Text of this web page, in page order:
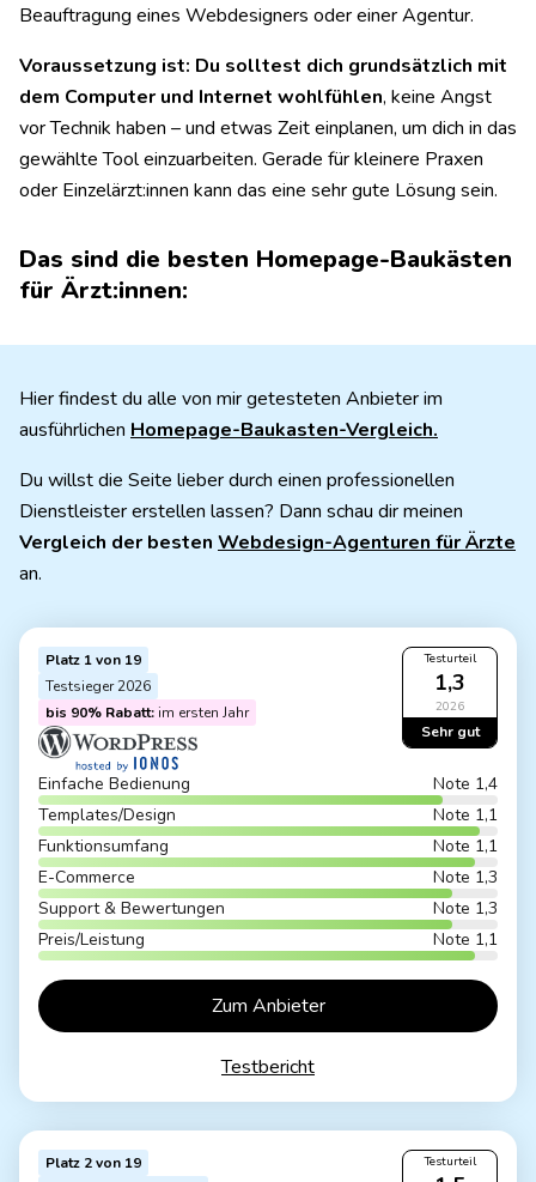
Beauftragung eines Webdesigners oder einer Agentur.
Voraussetzung ist: Du solltest dich grundsätzlich mit
dem Computer und Internet wohlfühlen, keine Angst
vor Technik haben – und etwas Zeit einplanen, um dich in das
gewählte Tool einzuarbeiten. Gerade für kleinere Praxen
oder Einzelärzt:innen kann das eine sehr gute Lösung sein.
Das sind die besten Homepage-Baukästen
für Ärzt:innen:
Hier findest du alle von mir getesteten Anbieter im
ausführlichen Homepage-Baukasten-Vergleich.
Du willst die Seite lieber durch einen professionellen
Dienstleister erstellen lassen? Dann schau dir meinen
Vergleich der besten Webdesign-Agenturen für Ärzte
an.
Platz 1 von 19
Testsieger 2026
bis 90% Rabatt: im ersten Jahr
Testurteil
1,3
2026
Sehr gut
Einfache Bedienung
Note 1,4
Templates/Design
Note 1,1
Funktionsumfang
Note 1,1
E-Commerce
Note 1,3
Support & Bewertungen
Note 1,3
Preis/Leistung
Note 1,1
Testbericht
Zum Anbieter
Platz 2 von 19
Testurteil